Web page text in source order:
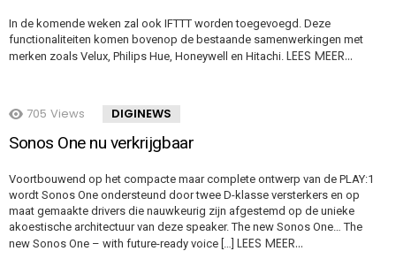
In de komende weken zal ook IFTTT worden toegevoegd. Deze
functionaliteiten komen bovenop de bestaande samenwerkingen met
merken zoals Velux, Philips Hue, Honeywell en Hitachi. LEES MEER…
705 Views DIGINEWS
Sonos One nu verkrijgbaar
Voortbouwend op het compacte maar complete ontwerp van de PLAY:1
wordt Sonos One ondersteund door twee D-klasse versterkers en op
maat gemaakte drivers die nauwkeurig zijn afgestemd op de unieke
akoestische architectuur van deze speaker. The new Sonos One… The
new Sonos One – with future-ready voice […] LEES MEER…